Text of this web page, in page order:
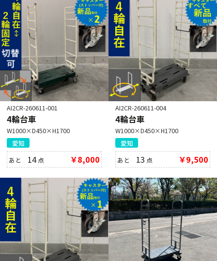
AI2CR-260611-001
4輪台車
W1000×D450×H1700
愛知
あと 14点 ￥8,000
AI2CR-260611-004
4輪台車
W1000×D450×H1700
愛知
あと 13 点 ￥9,500